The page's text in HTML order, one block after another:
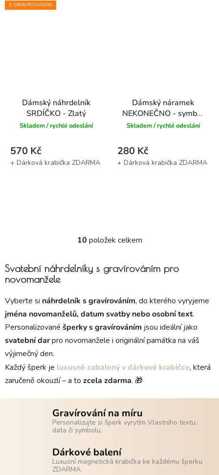
S GRAVÍROVÁNÍM
Dámský náhrdelník
SRDÍČKO - Zlatý
Skladem / rychlé odeslání
570 Kč
Dámský náramek
NEKONEČNO - symbol
věčnosti
Skladem / rychlé odeslání
280 Kč
Ovládací prvky výpisu
10 položek celkem
Svatební náhrdelníky s gravírováním pro
novomanžele
Vyberte si náhrdelník s gravírováním, do kterého vyryjeme
jména novomanželů, datum svatby nebo osobní text.
Personalizované šperky s gravírováním jsou ideální jako
svatební darpro novomanžele i originální památka na váš
výjimečný den.
Každý šperk je luxusně zabalený v dárkové krabičce, která
zaručeně okouzlí – a to zcela zdarma. 🎁
Gravírování na míru
Personalizujte si šperk vyrytím Vlastního textu,
data či symbolu.
Dárkové balení
Luxusní magnetická krabička ke každému šperku
ZDARMA